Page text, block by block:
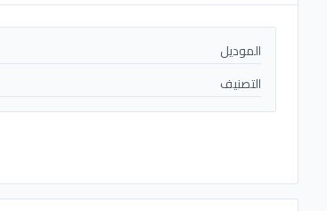
الموديل
التصنيف